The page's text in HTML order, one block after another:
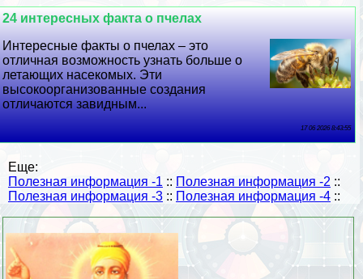
24 интересных факта о пчелах
Интересные факты о пчелах – это
отличная возможность узнать больше о
летающих насекомых. Эти
высокоорганизованные создания
отличаются завидным...
17 06 2026 8:43:55
Еще:
Полезная информация -1 :: Полезная информация -2 ::
Полезная информация -3 :: Полезная информация -4 ::